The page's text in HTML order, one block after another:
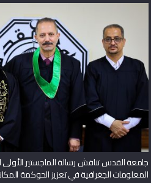
جامعة القدس تناقش رسالة الماجستير الأولى
المعلومات الجغرافية في تعزيز الحوكمة